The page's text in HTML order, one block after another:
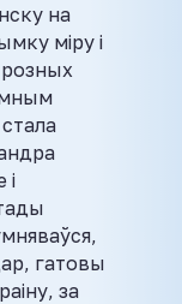
на
міру і
розных
і
гатовы
за